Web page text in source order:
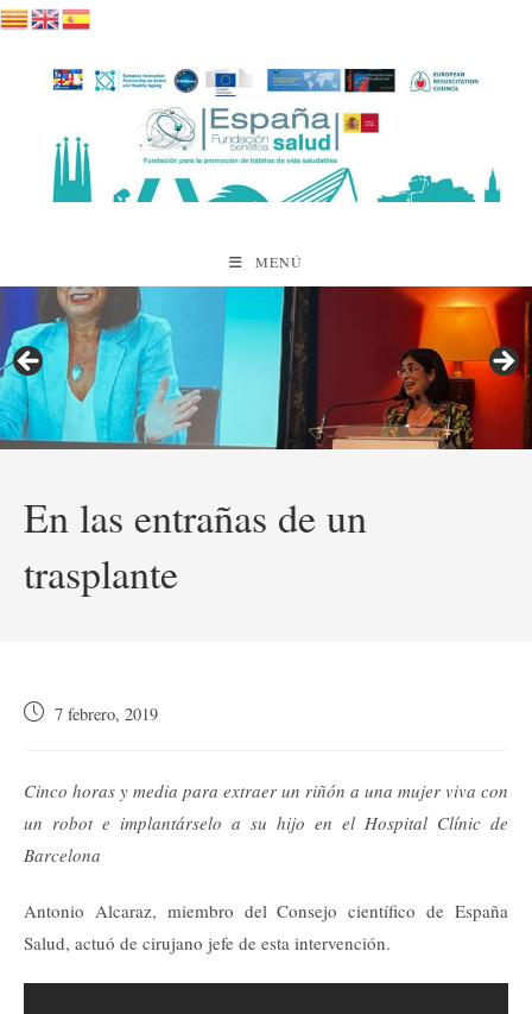
Saltar
contenido
MENÚ
En las entrañas de un
trasplante
Publicación
entrada:
7 febrero, 2019
Cinco horas y media para extraer un riñón a una mujer viva con
un robot e implantárselo a su hijo en el Hospital Clínic de
Barcelona
Antonio Alcaraz, miembro del Consejo científico de España
Salud, actuó de cirujano jefe de esta intervención.